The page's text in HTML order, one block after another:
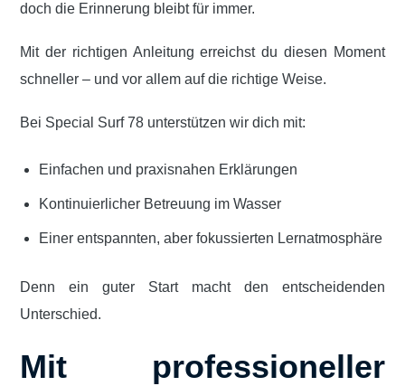
doch die Erinnerung bleibt für immer.
Mit der richtigen Anleitung erreichst du diesen Moment
schneller – und vor allem auf die richtige Weise.
Bei Special Surf 78 unterstützen wir dich mit:
Einfachen und praxisnahen Erklärungen
Kontinuierlicher Betreuung im Wasser
Einer entspannten, aber fokussierten Lernatmosphäre
Denn ein guter Start macht den entscheidenden
Unterschied.
Mit professioneller